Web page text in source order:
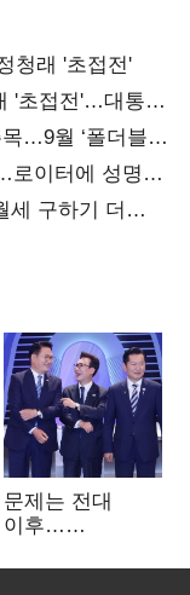
청래 '초접전'
'초접전'…대통령
목…9월 ‘폴더블
로이터에 성명
세 구하기 더
문제는 전대
이후…
뒤집힐 땐